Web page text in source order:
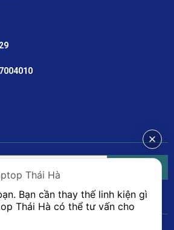
Thái Hà
Bạn cần thay thế linh kiện gì
Thái Hà có thể tư vấn cho